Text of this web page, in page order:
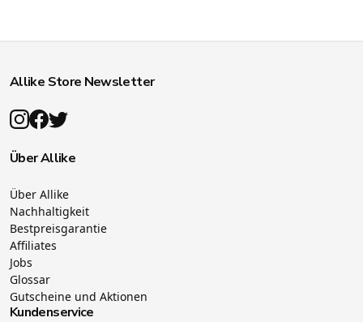
Allike Store Newsletter
Über Allike
Über Allike
Nachhaltigkeit
Bestpreisgarantie
Affiliates
Jobs
Glossar
Gutscheine und Aktionen
Kundenservice